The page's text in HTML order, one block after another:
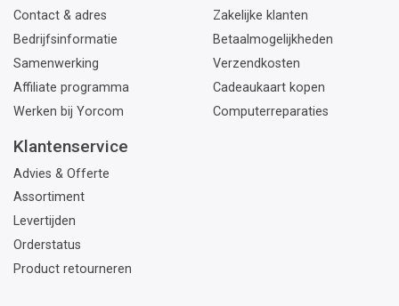
Contact & adres
Bedrijfsinformatie
Samenwerking
Affiliate programma
Werken bij Yorcom
Zakelijke klanten
Betaalmogelijkheden
Verzendkosten
Cadeaukaart kopen
Computerreparaties
Klantenservice
Advies & Offerte
Assortiment
Levertijden
Orderstatus
Product retourneren